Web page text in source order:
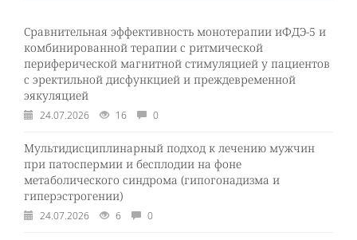
Сравнительная эффективность монотерапии иФДЭ-5 и
комбинированной терапии с ритмической
периферической магнитной стимуляцией у пациентов
с эректильной дисфункцией и преждевременной
эякуляцией
24.07.2026 16 0
Мультидисциплинарный подход к лечению мужчин
при патоспермии и бесплодии на фоне
метаболического синдрома (гипогонадизма и
гиперэстрогении)
24.07.2026 6 0